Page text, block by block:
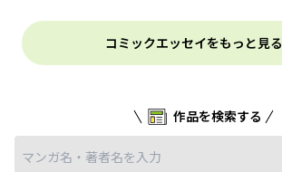
コミックエッセイをもっと見る
作品を検索する